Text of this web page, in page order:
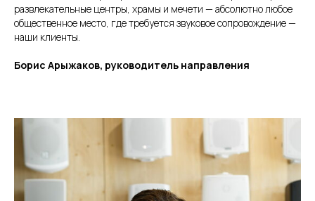
развлекательные центры, храмы и мечети — абсолютно любое
общественное место, где требуется звуковое сопровождение —
наши клиенты.
Борис Арыжаков, руководитель направления